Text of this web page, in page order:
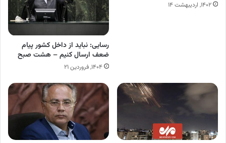
۱۴۰۲, اردیبهشت ۱۴
رسایی: نباید از داخل کشور پیام
ضعف ارسال کنیم – هشت صبح
۱۴۰۴, فروردین ۲۱